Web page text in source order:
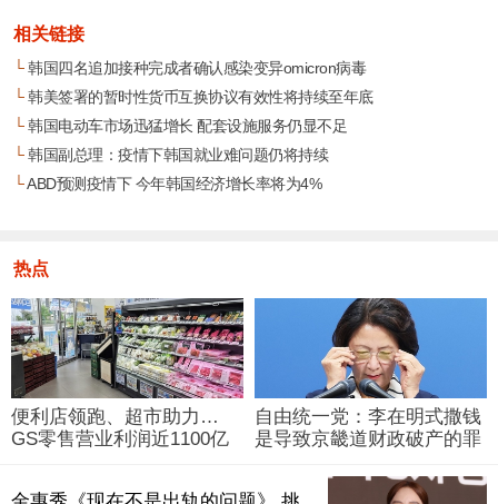
相关链接
└韩国四名追加接种完成者确认感染变异omicron病毒
└韩美签署的暂时性货币互换协议有效性将持续至年底
└韩国电动车市场迅猛增长 配套设施服务仍显不足
└韩国副总理：疫情下韩国就业难问题仍将持续
└ABD预测疫情下 今年韩国经济增长率将为4%
热点
便利店领跑、超市助力…
GS零售营业利润近1100亿
自由统一党：李在明式撒钱
是导致京畿道财政破产的罪